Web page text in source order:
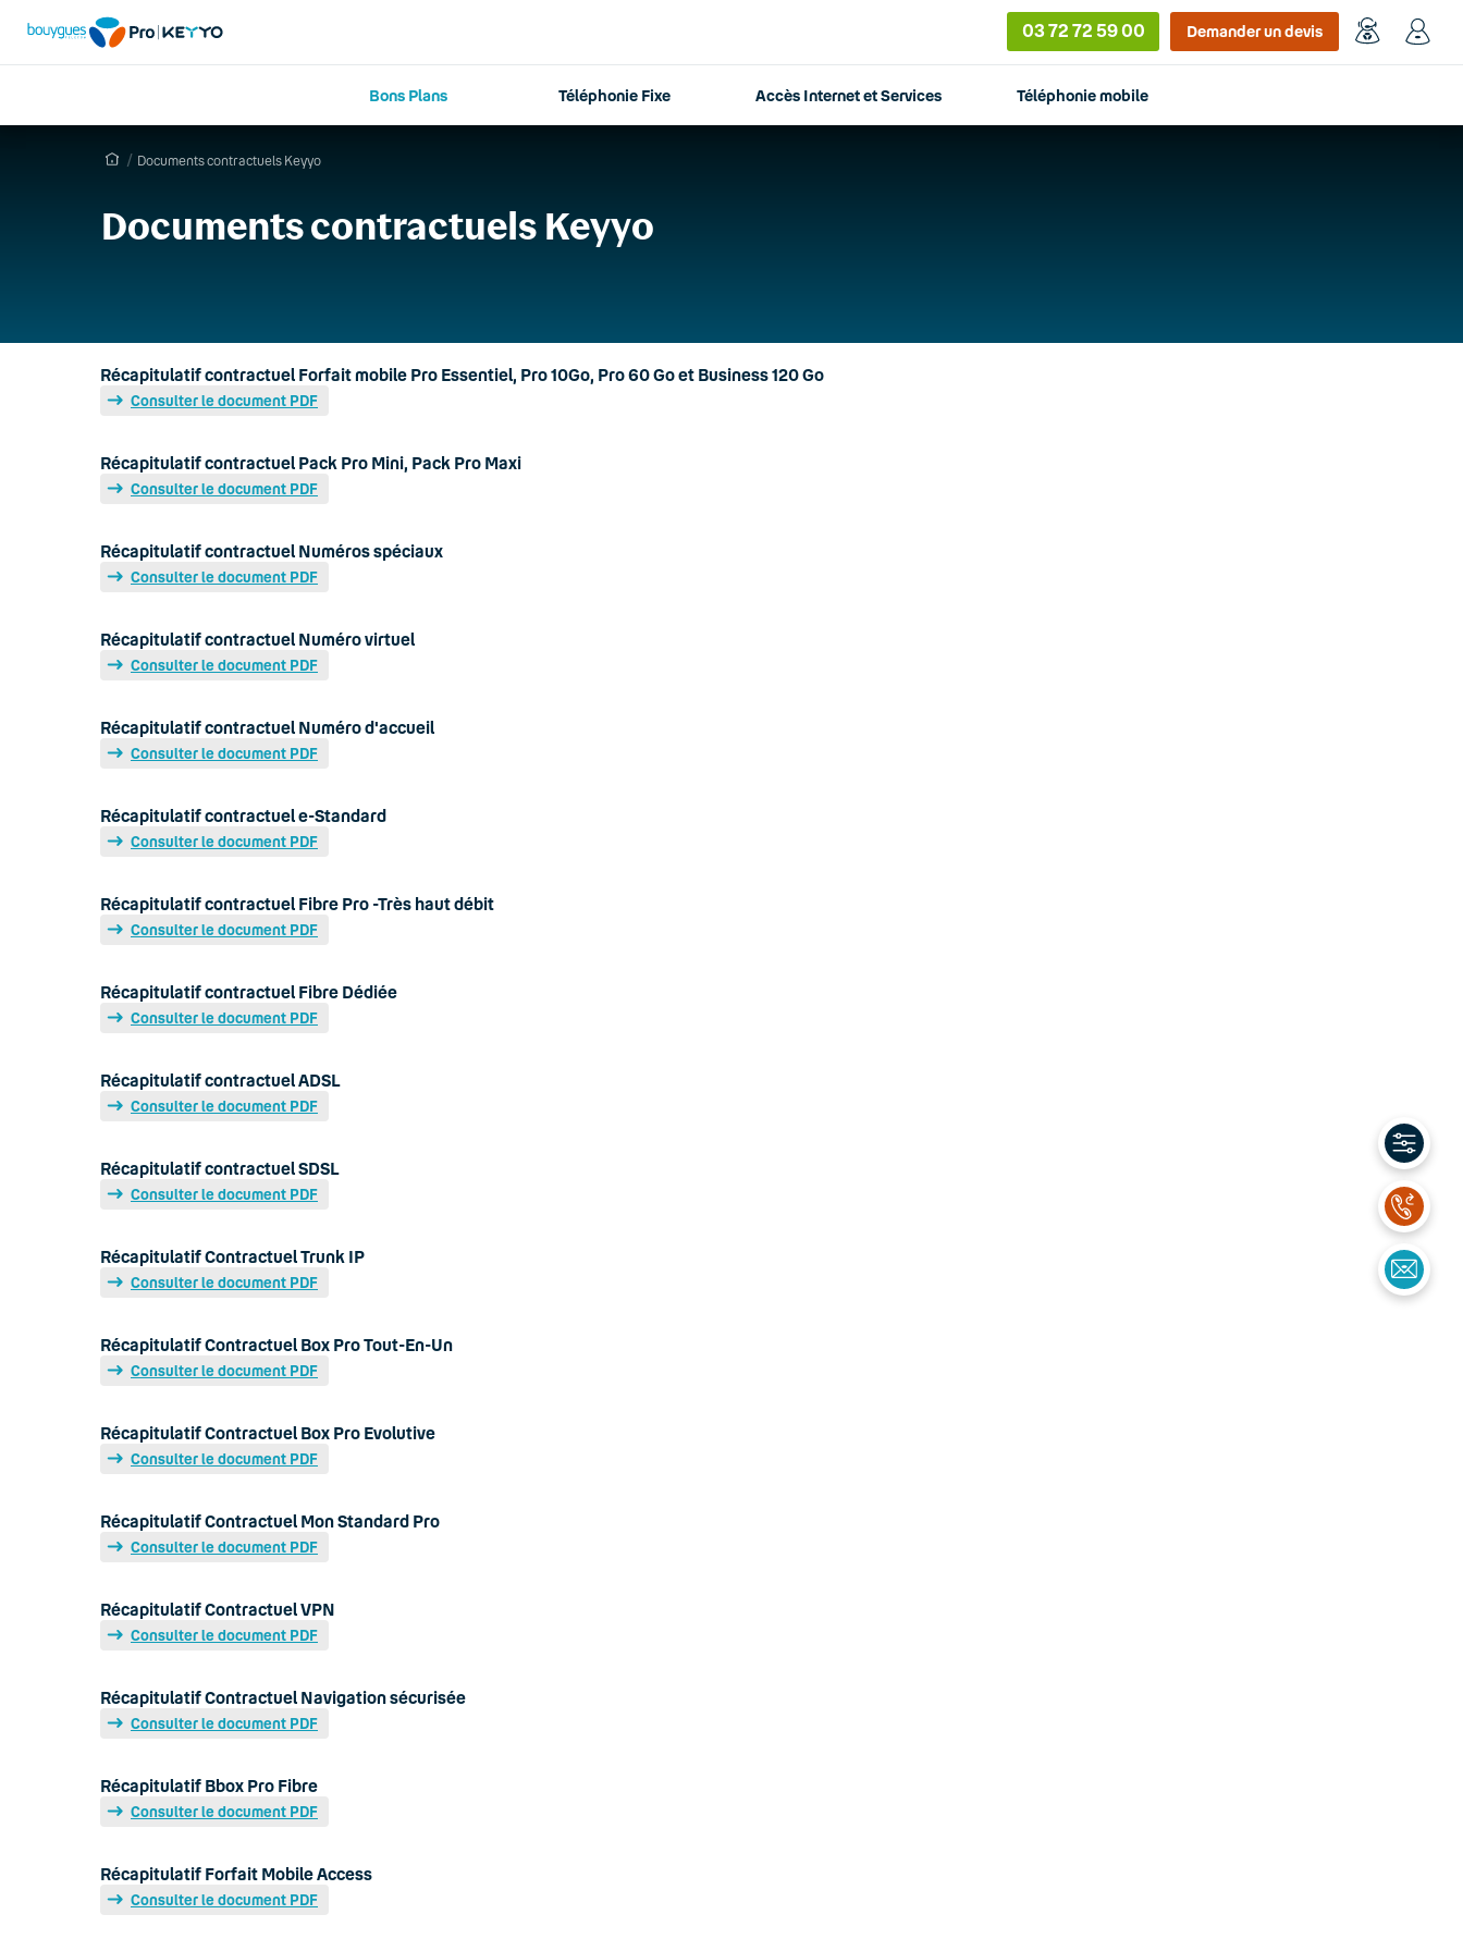
03 72 72 59 00 Demander un devis
Bons Plans Téléphonie Fixe Accès Internet et Services Téléphonie mobile
Documents contractuels Keyyo
Documents contractuels Keyyo
Récapitulatif contractuel Forfait mobile Pro Essentiel, Pro 10Go, Pro 60 Go et Business 120 Go
Consulter le document PDF
Récapitulatif contractuel Pack Pro Mini, Pack Pro Maxi
Consulter le document PDF
Récapitulatif contractuel Numéros spéciaux
Consulter le document PDF
Récapitulatif contractuel Numéro virtuel
Consulter le document PDF
Récapitulatif contractuel Numéro d'accueil
Consulter le document PDF
Récapitulatif contractuel e-Standard
Consulter le document PDF
Récapitulatif contractuel Fibre Pro -Très haut débit
Consulter le document PDF
Récapitulatif contractuel Fibre Dédiée
Consulter le document PDF
Récapitulatif contractuel ADSL
Consulter le document PDF
Récapitulatif contractuel SDSL
Consulter le document PDF
Récapitulatif Contractuel Trunk IP
Consulter le document PDF
Récapitulatif Contractuel Box Pro Tout-En-Un
Consulter le document PDF
Récapitulatif Contractuel Box Pro Evolutive
Consulter le document PDF
Récapitulatif Contractuel Mon Standard Pro
Consulter le document PDF
Récapitulatif Contractuel VPN
Consulter le document PDF
Récapitulatif Contractuel Navigation sécurisée
Consulter le document PDF
Récapitulatif Bbox Pro Fibre
Consulter le document PDF
Récapitulatif Forfait Mobile Access
Consulter le document PDF